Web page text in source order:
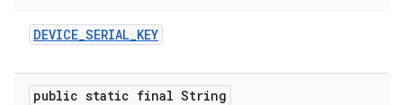
DEVICE_SERIAL_KEY
public static final String